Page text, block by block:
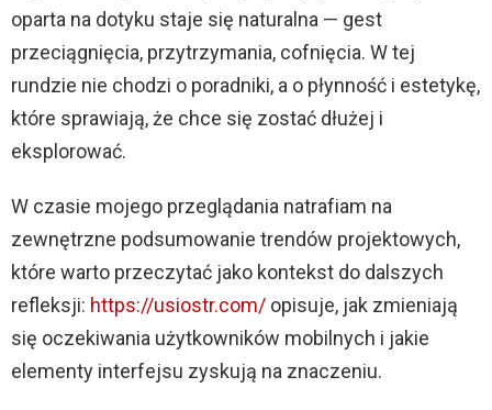
oparta na dotyku staje się naturalna — gest
przeciągnięcia, przytrzymania, cofnięcia. W tej
rundzie nie chodzi o poradniki, a o płynność i estetykę,
które sprawiają, że chce się zostać dłużej i
eksplorować.
W czasie mojego przeglądania natrafiam na
zewnętrzne podsumowanie trendów projektowych,
które warto przeczytać jako kontekst do dalszych
refleksji: https://usiostr.com/ opisuje, jak zmieniają
się oczekiwania użytkowników mobilnych i jakie
elementy interfejsu zyskują na znaczeniu.